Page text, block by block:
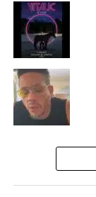
LOU REED